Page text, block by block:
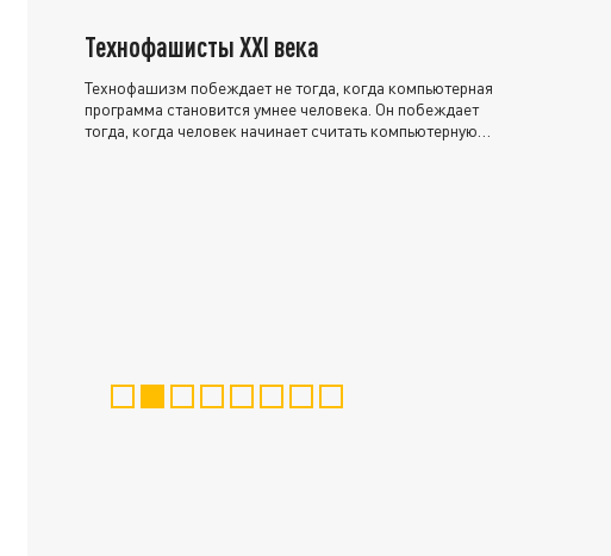
Технофашисты XXI века
Технофашизм побеждает не тогда, когда компьютерная
программа становится умнее человека. Он побеждает
тогда, когда человек начинает считать компьютерную